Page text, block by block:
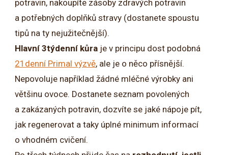
potravin, nakoupíte zásoby zdravých potravin
a potřebných doplňků stravy (dostanete spoustu
tipů na ty nejužitečnější).
Hlavní 3týdenní kůra je v principu dost podobná
21denní Primal výzvě, ale je o něco přísnější.
Nepovoluje například žádné mléčné výrobky ani
většinu ovoce. Dostanete seznam povolených
a zakázaných potravin, dozvíte se jaké nápoje pít,
jak regenerovat a taky úplné minimum informací
o vhodném cvičení.